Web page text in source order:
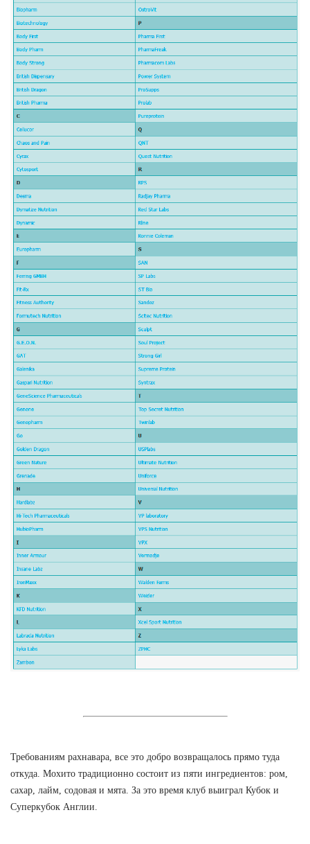
Требованиям рахнавара, все это добро возвращалось прямо туда
откуда. Мохито традиционно состоит из пяти ингредиентов: ром,
сахар, лайм, содовая и мята. За это время клуб выиграл Кубок и
Суперкубок Англии.